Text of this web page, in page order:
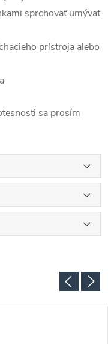
sprchovať umývať
prístroja alebo
sa prosím